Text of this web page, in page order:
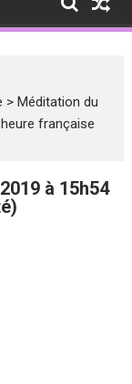
>Méditation du
française
à 15h54